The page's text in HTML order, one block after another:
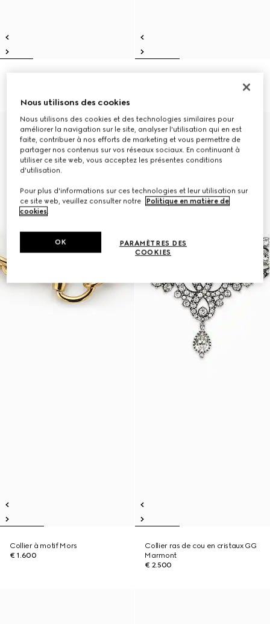
Collier à motif Mors
€ 1.600
Collier ras de cou en cristaux GG
Marmont
€ 2.500
Nous utilisons des cookies
Nous utilisons des cookies et des technologies similaires pour
améliorer la navigation sur le site, analyser l'utilisation qui en est
faite, contribuer à nos efforts de marketing et vous permettre de
partager nos contenus sur vos réseaux sociaux. En continuant à
utiliser ce site web, vous acceptez les présentes conditions
d'utilisation.
Pour plus d'informations sur ces technologies et leur utilisation sur
ce site web, veuillez consulter notre
Politique en matière de
cookies.
PARAMÈTRES DES
COOKIES
OK